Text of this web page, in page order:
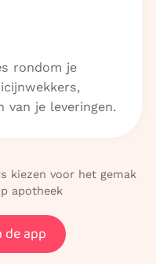
rondom je
van je leveringen.
kiezen voor het gemak
apotheek​
app